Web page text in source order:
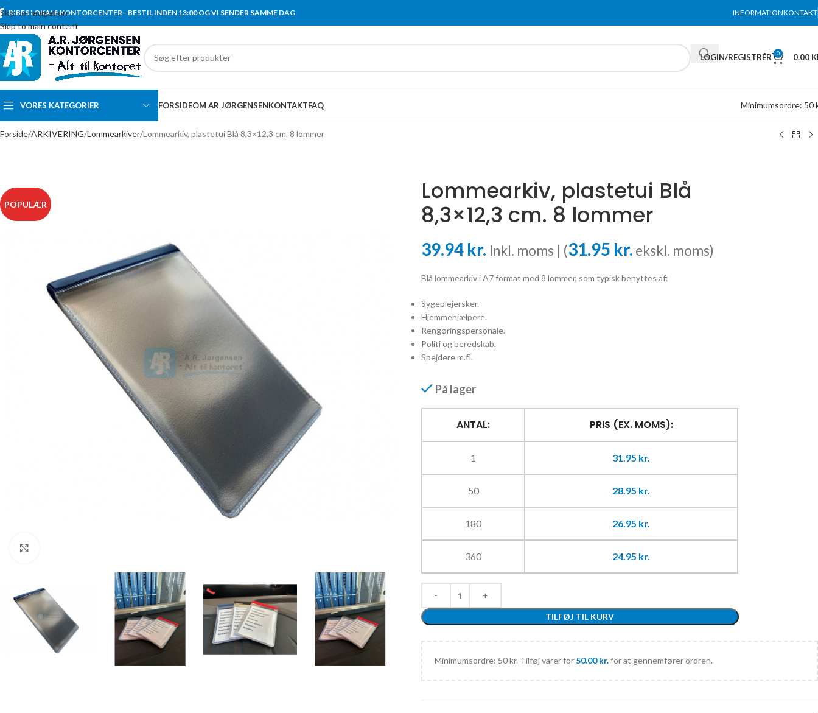
Skip to navigation
Skip to main content
RIBES LOKALE KONTORCENTER - BESTIL INDEN 13:00 OG VI SENDER SAMME DAG INFORMATIONKONTAKT
LOGIN/REGISTRÉR 0 0.00
VORES KATEGORIER FORSIDEOM AR JØRGENSENKONTAKTFAQ Minimumsordre: 50
Forside ARKIVERING Lommearkiver Lommearkiv, plastetui Blå 8,3×12,3 cm. 8 lommer
POPULÆR
Lommearkiv, plastetui Blå
8,3×12,3 cm. 8 lommer
39.94 kr. Inkl. moms | (31.95 kr. ekskl. moms)
Blå lommearkiv i A7 format med 8 lommer, som typisk benyttes af:
Sygeplejersker.
Hjemmehjælpere.
Rengøringspersonale.
Politi og beredskab.
Spejdere m.fl.
På lager
ANTAL: PRIS (EX. MOMS):
1 31.95 kr.
50 28.95 kr.
180 26.95 kr.
360 24.95 kr.
TILFØJ TIL KURV
Minimumsordre: 50 kr. Tilføj varer for 50.00kr.for at gennemfører ordren.